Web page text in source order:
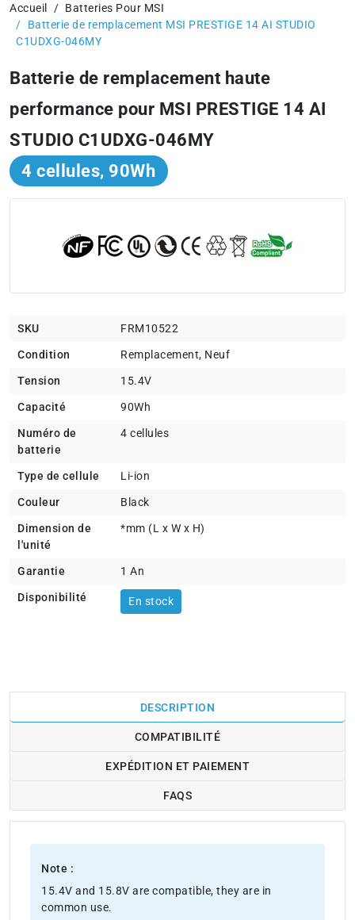
Accueil
Batteries Pour MSI
Batterie de remplacement MSI PRESTIGE 14 AI STUDIO
C1UDXG-046MY
Batterie de remplacement haute
performance pour MSI PRESTIGE 14 AI
STUDIO C1UDXG-046MY
4 cellules, 90Wh
SKU FRM10522
Condition Remplacement, Neuf
Tension 15.4V
Capacité 90Wh
Numéro de
batterie
4 cellules
Type de cellule Li-ion
Couleur Black
Dimension de
l'unité
*mm (L x W x H)
Garantie 1 An
Disponibilité En stock
DESCRIPTION
COMPATIBILITÉ
EXPÉDITION ET PAIEMENT
FAQS
Note :
15.4V and 15.8V are compatible, they are in
common use.